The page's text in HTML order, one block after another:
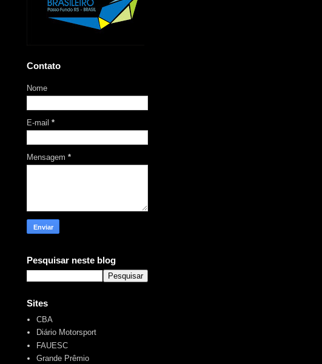
Contato
Nome
E-mail *
Mensagem *
Pesquisar neste blog
Sites
CBA
Diário Motorsport
FAUESC
Grande Prêmio